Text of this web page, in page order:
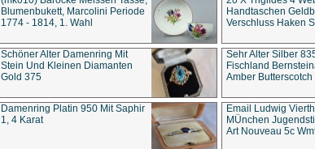
Blumenbukett, Marcolini Periode
1774 - 1814, 1. Wahl
Handtaschen
Verschluss Haken
Schöner Alter Damenring Mit
Stein Und Kleinen Diamanten
Gold 375
Sehr Alter Silber
Fischland
Amber Butterscotch
Damenring Platin 950 Mit Saphir
1, 4 Karat
Email Ludwig
MÜnchen
Art Nouveau 5c